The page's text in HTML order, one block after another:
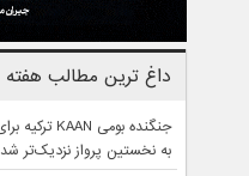
داغ ترین مطالب هفته
به نخستین پرواز نزدیک‌تر شد